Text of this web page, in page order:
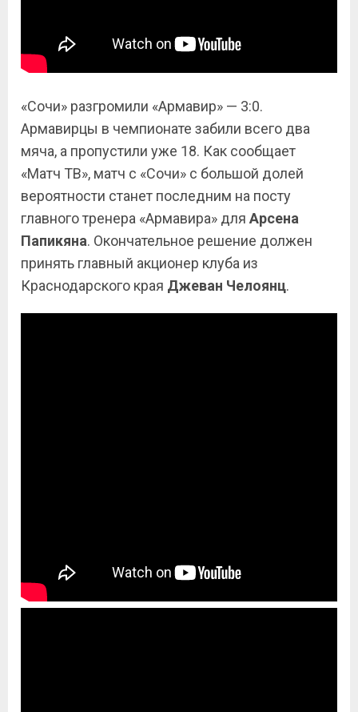
«Сочи» разгромили «Армавир» — 3:0.
Армавирцы в чемпионате забили всего два
мяча, а пропустили уже 18. Как сообщает
«Матч ТВ», матч с «Сочи» с большой долей
вероятности станет последним на посту
главного тренера «Армавира» для Арсена
Папикяна. Окончательное решение должен
принять главный акционер клуба из
Краснодарского края Джеван Челоянц.